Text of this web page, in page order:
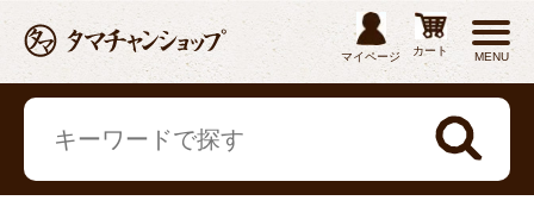
マイページ カート MENU